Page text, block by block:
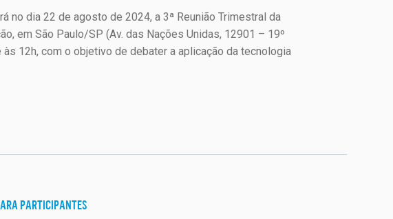
no dia 22 de agosto de 2024, a 3ª Reunião Trimestral da
em São Paulo/SP (Av. das Nações Unidas, 12901 – 19º
às 12h, com o objetivo de debater a aplicação da tecnologia
PARTICIPANTES